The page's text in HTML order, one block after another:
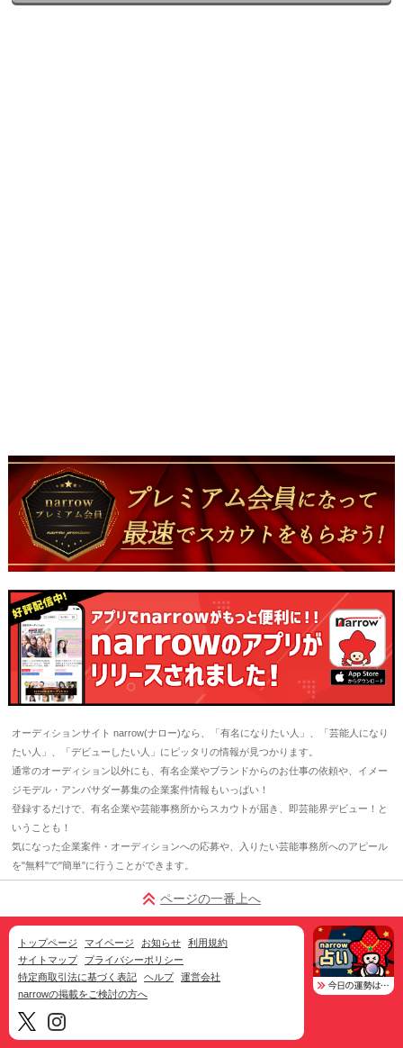
オーディションサイト narrow(ナロー)なら、「有名になりたい人」、「芸能人になり
たい人」、「デビューしたい人」にピッタリの情報が見つかります。
通常のオーディション以外にも、有名企業やブランドからのお仕事の依頼や、イメー
ジモデル・アンバサダー募集の企業案件情報もいっぱい！
登録するだけで、有名企業や芸能事務所からスカウトが届き、即芸能界デビュー！と
いうことも！
気になった企業案件・オーディションへの応募や、入りたい芸能事務所へのアピール
を"無料"で"簡単"に行うことができます。
ページの一番上へ
トップページ マイページ お知らせ
利用規約
サイトマップ
プライバシーポリシー
特定商取引法に基づく表記
ヘルプ
運営会社
narrowの掲載をご検討の方へ